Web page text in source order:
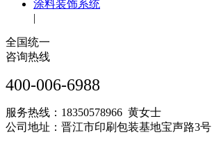
涂料装饰系统
|
全国统一
咨询热线
400-006-6988
服务热线：18350578966 黄女士
公司地址：晋江市印刷包装基地宝声路3号